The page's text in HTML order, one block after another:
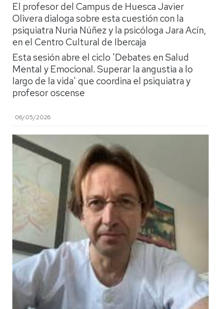
El profesor del Campus de Huesca Javier
Olivera dialoga sobre esta cuestión con la
psiquiatra Nuria Núñez y la psicóloga Jara Acín,
en el Centro Cultural de Ibercaja
Esta sesión abre el ciclo 'Debates en Salud
Mental y Emocional. Superar la angustia a lo
largo de la vida' que coordina el psiquiatra y
profesor oscense
06/05/2026